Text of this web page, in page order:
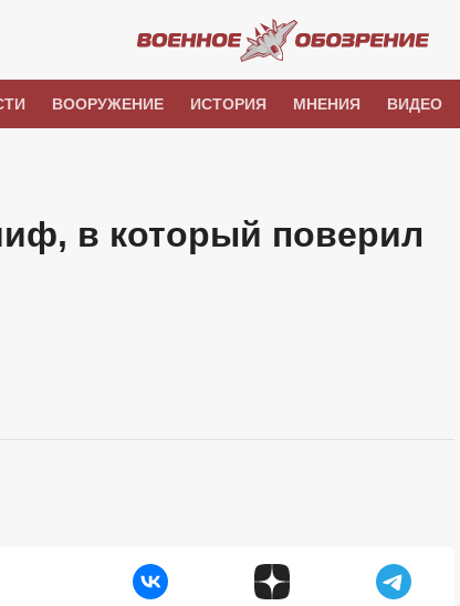
ВООРУЖЕНИЕ ИСТОРИЯ МНЕНИЯ ВИДЕО
в который поверил